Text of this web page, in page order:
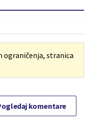
ograničenja, stranica
komentare